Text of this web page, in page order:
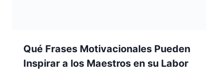
Qué Frases Motivacionales Pueden
Inspirar a los Maestros en su Labor